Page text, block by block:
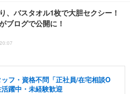
、バスタオル1枚で大胆セクシー！
ブログで公開に！
フ・資格不問「正社員/在宅相談O
躍中・未経験歓迎